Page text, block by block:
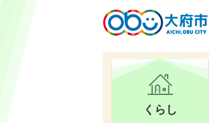
くらし